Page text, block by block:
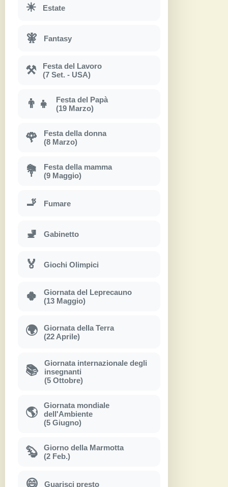
☀ Estate
🧚 Fantasy
⚒
Festa del Lavoro
(7 Set. - USA)
👨‍👧
Festa del Papà
(19 Marzo)
🌹
Festa della donna
(8 Marzo)
💐
Festa della mamma
(9 Maggio)
🚬 Fumare
🚽 Gabinetto
🏅 Giochi Olimpici
🍀
Giornata del Leprecauno
(13 Maggio)
🌍
Giornata della Terra
(22 Aprile)
📚
Giornata internazionale degli
insegnanti
(5 Ottobre)
🌎
Giornata mondiale
dell'Ambiente
(5 Giugno)
🦫
Giorno della Marmotta
(2 Feb.)
😄 Guarisci presto